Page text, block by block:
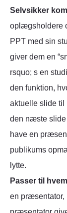
Selvsikker
oplægsholdere
PPT med sin
giver dem en
rsquo; s en
den funktion,
aktuelle slide til
den næste slide
have en
publikums
lytte.
Passer til
en præsentator,